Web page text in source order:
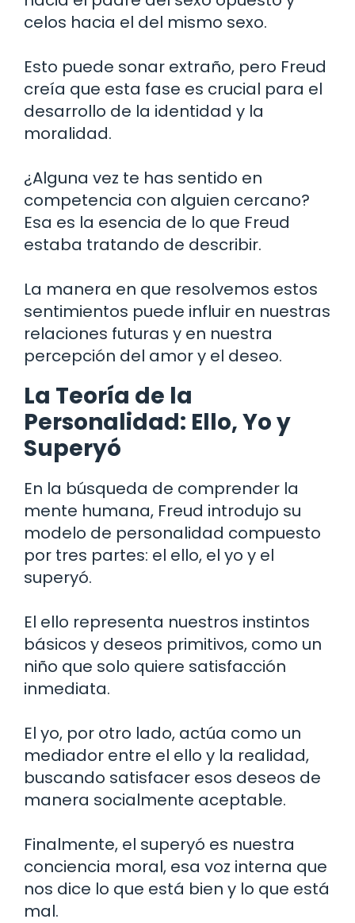
celos hacia el del mismo sexo.
Esto puede sonar extraño, pero Freud
creía que esta fase es crucial para el
desarrollo de la identidad y la
moralidad.
¿Alguna vez te has sentido en
competencia con alguien cercano?
Esa es la esencia de lo que Freud
estaba tratando de describir.
La manera en que resolvemos estos
sentimientos puede influir en nuestras
relaciones futuras y en nuestra
percepción del amor y el deseo.
La Teoría de la
Personalidad: Ello, Yo y
Superyó
En la búsqueda de comprender la
mente humana, Freud introdujo su
modelo de personalidad compuesto
por tres partes: el ello, el yo y el
superyó.
El ello representa nuestros instintos
básicos y deseos primitivos, como un
niño que solo quiere satisfacción
inmediata.
El yo, por otro lado, actúa como un
mediador entre el ello y la realidad,
buscando satisfacer esos deseos de
manera socialmente aceptable.
Finalmente, el superyó es nuestra
conciencia moral, esa voz interna que
nos dice lo que está bien y lo que está
mal.